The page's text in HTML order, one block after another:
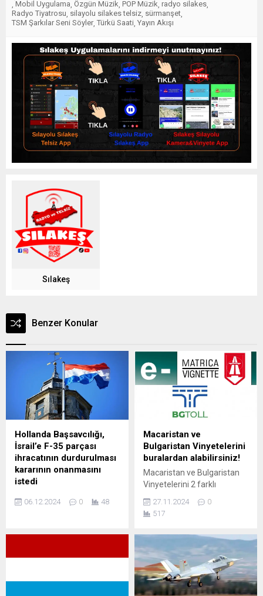
Mobil Uygulama Özgün Müzik POP Müzik radyo silakes
Radyo Tiyatrosu silayolu silakes telsiz sürmanşet
TSM Şarkılar Seni Söyler Türkü Saati Yayın Akışı
Sılakeş
Benzer Konular
Hollanda Başsavcılığı,
İsrail’e F-35 parçası
ihracatının durdurulması
kararının onanmasını
istedi
Gazze'de uluslararası
insancıl hukuku ihlal etme
aldığı kararın geçerli kalması
06.12.2024 0 48
Macaristan ve
Bulgaristan Vinyetelerini
buralardan alabilirsiniz!
Macaristan ve Bulgaristan
Vinyetelerini 2 farklı
yollardan alabilirsiniz…
Macaristan E-Vinyetesini
Macaristan girişinde
Online olarak alabilirsiniz.
Adı üstünde e-vinyete
olduğu için cama
yapıştırılmaz, aracın plakası
dijital ortama kayd edilir.
27.11.2024
0
517